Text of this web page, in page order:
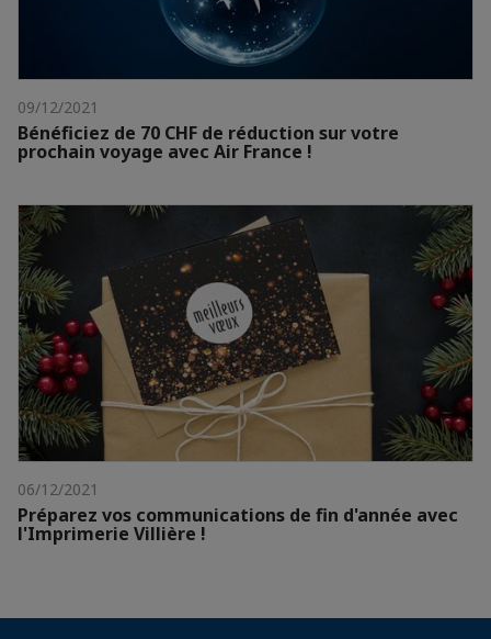
09/12/2021
Bénéficiez de 70 CHF de réduction sur votre
prochain voyage avec Air France !
06/12/2021
Préparez vos communications de fin d'année avec
l'Imprimerie Villière !